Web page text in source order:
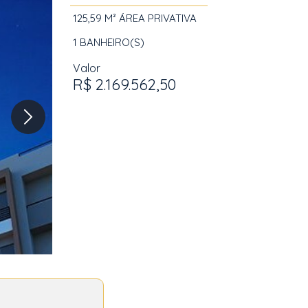
125,59 M² ÁREA PRIVATIVA
1 BANHEIRO(S)
Valor
R$ 2.169.562,50